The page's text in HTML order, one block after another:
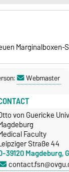
Marginalboxen-
Webmaster
von Guericke
Faculty
Straße 44
39120 Magdeburg,